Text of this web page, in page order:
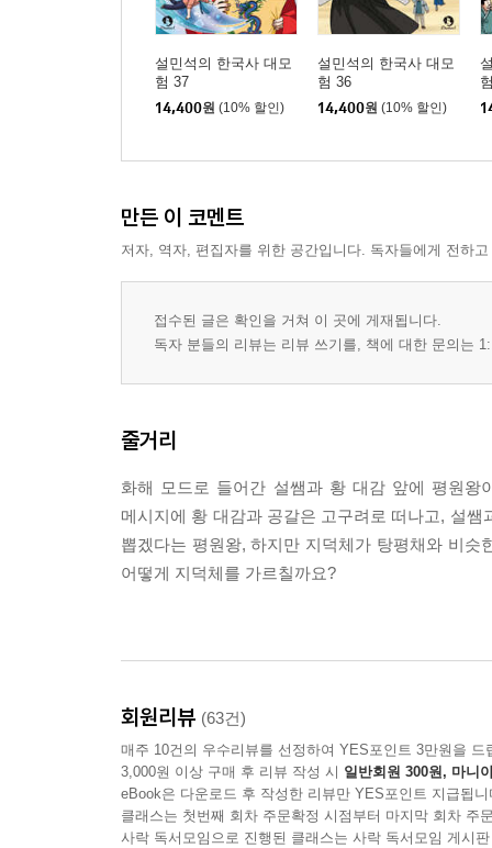
설민석의 한국사 대모
험 37
14,400원 (10% 할인)
설민석의 한국사 대모
험 36
14,400원 (10% 할인)
만든 이 코멘트
저자, 역자, 편집자를 위한 공간입니다. 독자들에게 전하
접수된 글은 확인을 거쳐 이 곳에 게재됩니다.
독자 분들의 리뷰는 리뷰 쓰기를, 책에 대한 문의는
줄거리
화해 모드로 들어간 설쌤과 황 대감 앞에 평원왕
메시지에 황 대감과 공갈은 고구려로 떠나고, 설
뽑겠다는 평원왕, 하지만 지덕체가 탕평채와 비
어떻게 지덕체를 가르칠까요?
회원리뷰 (63건)
매주 10건의 우수리뷰를 선정하여 YES포인트 3만원을 드
3,000원 이상 구매 후 리뷰 작성 시 일반회원 300원, 마니
eBook은 다운로드 후 작성한 리뷰만 YES포인트 지급됩니
클래스는 첫번째 회차 주문확정 시점부터 마지막 회차 주
사락 독서모임으로 진행된 클래스는 사락 독서모임 게시